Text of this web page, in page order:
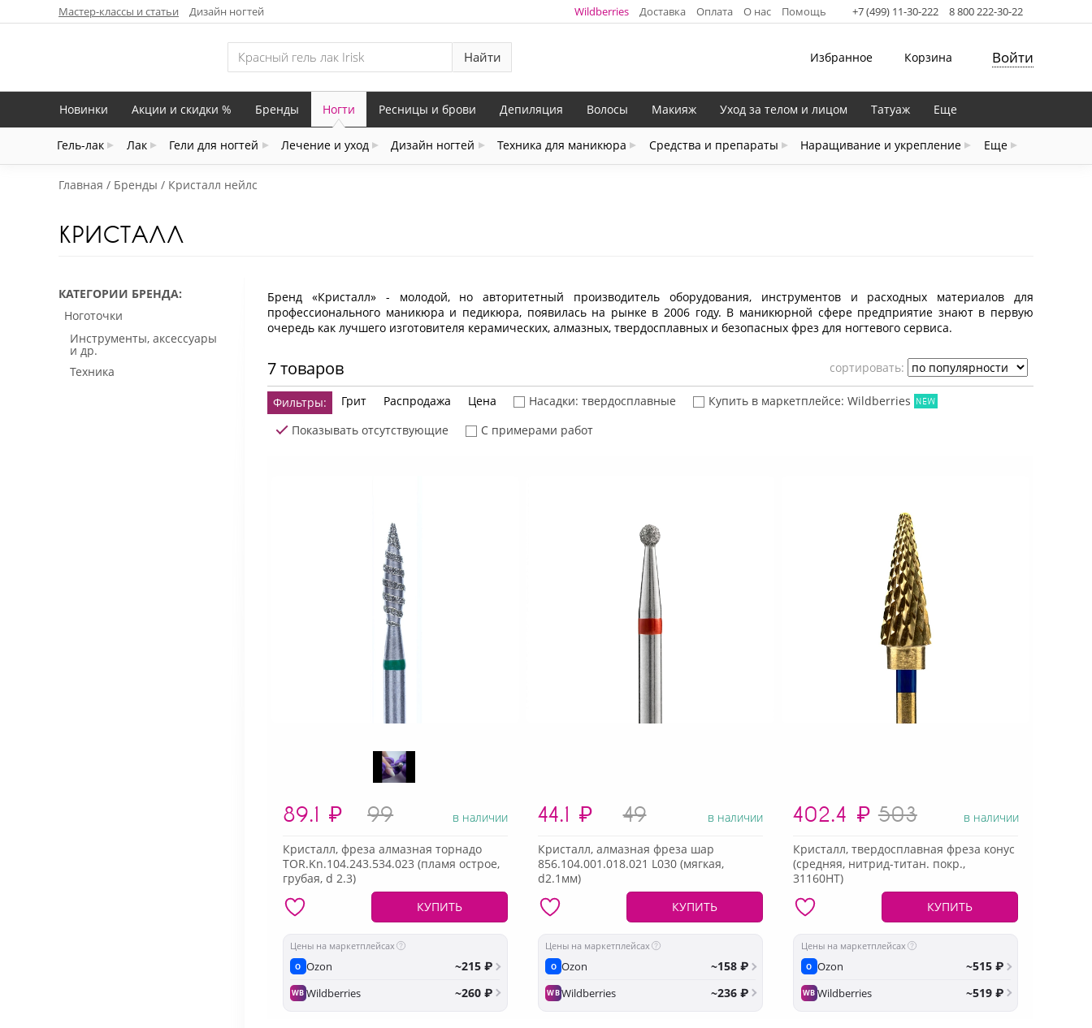
Мастер-классы и статьи Дизайн ногтей Wildberries Доставка Оплата О нас Помощь +7 (499) 11-30-222 8 800 222-30-22
Найти Избранное Корзина Войти
Новинки Акции и скидки % Бренды Ногти
Гель-лак Лак Гели для ногтей Лечение и уход Дизайн ногтей Техника для маникюра Средства и препараты Наращивание и укрепление Еще
Ресницы и брови Депиляция Волосы Макияж Уход за телом и лицом Татуаж Еще
Главная Бренды Кристалл нейлс
КРИСТАЛЛ
КАТЕГОРИИ БРЕНДА
Ноготочки
Инструменты, аксессуары
и др.
Техника
Бренд «Кристалл» - молодой, но авторитетный производитель оборудования, инструментов и расходных материалов для
профессионального маникюра и педикюра, появилась на рынке в 2006 году. В маникюрной сфере предприятие знают в первую
очередь как лучшего изготовителя керамических, алмазных, твердосплавных и безопасных фрез для ногтевого сервиса.
7 товаров cортировать:
Фильтры: Грит Распродажа Цена Насадки: твердосплавные
Купить в маркетплейсе: Wildberries
Показывать отсутствующие
С примерами работ
89.1 ₽ 99 в наличии
Кристалл, фреза алмазная торнадо
TOR.Kn.104.243.534.023 (пламя острое,
грубая, d 2.3)
КУПИТЬ
Цены на маркетплейсах
O Ozon ~215 ₽
WB Wildberries ~260 ₽
44.1 ₽ 49 в наличии
Кристалл, алмазная фреза шар
856.104.001.018.021 L030 (мягкая,
d2.1мм)
КУПИТЬ
Цены на маркетплейсах
O Ozon ~158 ₽
WBWildberries ~236 ₽
402.4 ₽ 503 в наличии
Кристалл, твердосплавная фреза конус
(средняя, нитрид-титан. покр.,
31160НТ)
КУПИТЬ
Цены на маркетплейсах
O Ozon ~515 ₽
WBWildberries ~519 ₽